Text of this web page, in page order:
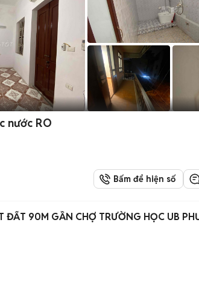
nước RO
Bấm để hiện số
ĐẤT 90M GẦN CHỢ TRƯỜNG HỌC UB